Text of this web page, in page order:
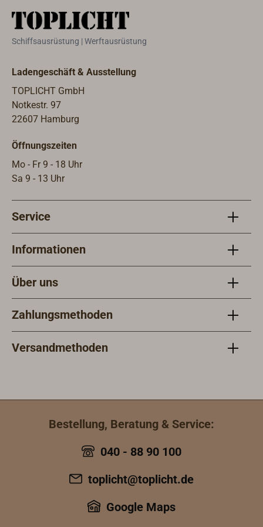
Maschinenschrauben M10. Auch
Schiffsausrüstung | Werftausrüstung
Ladengeschäft & Ausstellung
TOPLICHT GmbH
Notkestr. 97
22607 Hamburg
Öffnungszeiten
Mo - Fr 9 - 18 Uhr
Sa 9 - 13 Uhr
Service
Informationen
Über uns
Zahlungsmethoden
Versandmethoden
Bestellung, Beratung & Service:
040 - 88 90 100
toplicht@toplicht.de
Google Maps